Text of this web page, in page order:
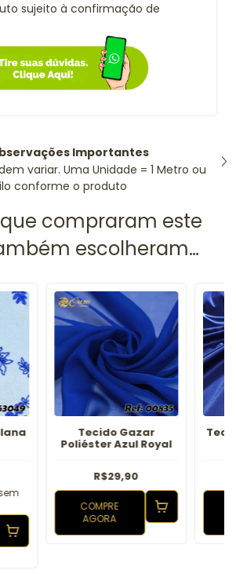
sujeito à confirmação de
Importantes
variar. Uma Unidade = 1 Metro ou
conforme o produto
Tecido Gazar
Poliéster Azul Royal
R$29,90
COMPRE
AGORA